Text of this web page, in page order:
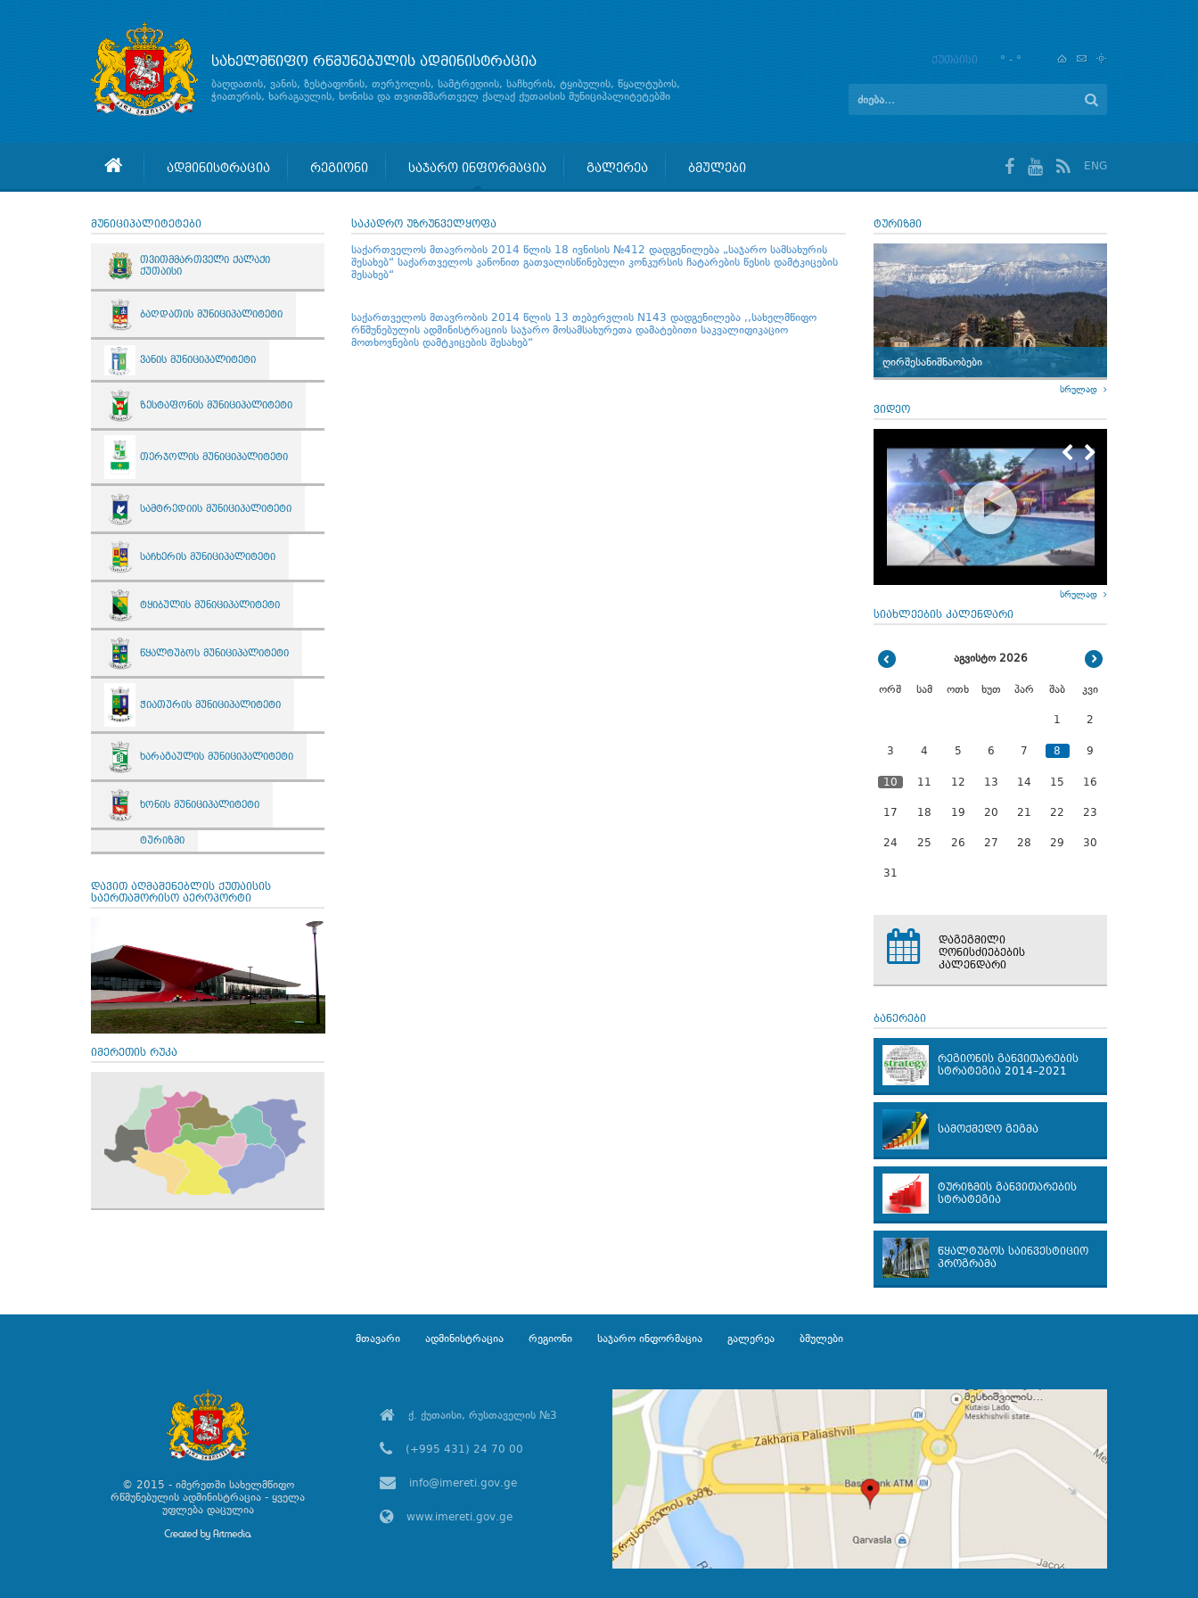
სახელმწიფო რწმუნებულის ადმინისტრაცია
ბაღდათის, ვანის, ზესტაფონის, თერჯოლის, სამტრედიის, საჩხერის, ტყიბულის, წყალტუბოს,
ჭიათურის, ხარაგაულის, ხონისა და თვითმმართველ ქალაქ ქუთაისის მუნიციპალიტეტებში
ქუთაისი ° - °
ადმინისტრაცია რეგიონი საჯარო ინფორმაცია გალერეა ბმულები ENG
მუნიციპალიტეტები
თვითმმართველი ქალაქი
ქუთაისი
ბაღდათის მუნიციპალიტეტი
ვანის მუნიციპალიტეტი
ზესტაფონის მუნიციპალიტეტი
თერჯოლის მუნიციპალიტეტი
სამტრედიის მუნიციპალიტეტი
საჩხერის მუნიციპალიტეტი
ტყიბულის მუნიციპალიტეტი
წყალტუბოს მუნიციპალიტეტი
ჭიათურის მუნიციპალიტეტი
ხარაგაულის მუნიციპალიტეტი
ხონის მუნიციპალიტეტი
ტურიზმი
დავით აღმაშენებლის ქუთაისის
საერთაშორისო აეროპორტი
იმერეთის რუკა
საკადრო უზრუნველყოფა
საქართველოს მთავრობის 2014 წლის 18 ივნისის №412 დადგენილება „საჯარო სამსახურის
შესახებ“ საქართველოს კანონით გათვალისწინებული კონკურსის ჩატარების წესის დამტკიცების
შესახებ“
საქართველოს მთავრობის 2014 წლის 13 თებერვლის N143 დადგენილება ,,სახელმწიფო
რწმუნებულის ადმინისტრაციის საჯარო მოსამსახურეთა დამატებითი საკვალიფიკაციო
მოთხოვნების დამტკიცების შესახებ“
ტურიზმი
ღირშესანიშნაობები
სრულად
ვიდეო
სრულად
სიახლეების კალენდარი
აგვისტო 2026
ორშ სამ ოთხ ხუთ პარ შაბ კვი
1 2
3 4 5 6 7 8 9
10 11 12 13 14 15 16
17 18 19 20 21 22 23
24 25 26 27 28 29 30
31
დაგეგმილი
ღონისძიებების
კალენდარი
ბანერები
რეგიონის განვითარების
სტრატეგია 2014–2021
სამოქმედო გეგმა
ტურიზმის განვითარების
სტრატეგია
წყალტუბოს საინვესტიციო
პროგრამა
მთავარი ადმინისტრაცია რეგიონი საჯარო ინფორმაცია გალერეა ბმულები
© 2015 - იმერეთში სახელმწიფო
რწმუნებულის ადმინისტრაცია - ყველა
უფლება დაცულია
ქ. ქუთაისი, რუსთაველის №3
(+995 431) 24 70 00
info@imereti.gov.ge
www.imereti.gov.ge